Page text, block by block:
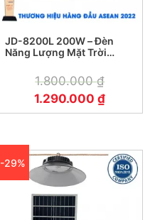
JD-8200L 200W – Đèn
Năng Lượng Mặt Trời
1.800.000₫
1.290.000₫
-29%